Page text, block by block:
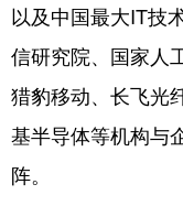
多语种频道
Русский язык
以及中国最大IT技
信研究院、国家人
猎豹移动、长飞光
基半导体等机构与
阵。